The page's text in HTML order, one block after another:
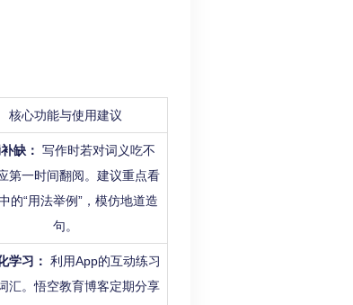
核心功能与使用建议
缺： 写作时若对词义吃不
第一时间翻阅。建议重点看
的“用法举例”，模仿地道造
句。
学习： 利用App的互动练习
汇。悟空教育博客定期分享